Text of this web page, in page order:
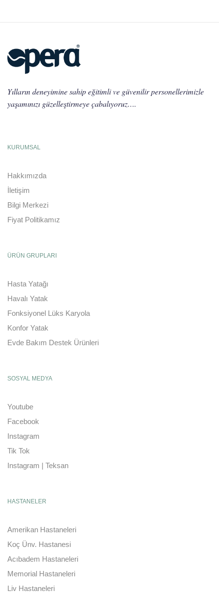
Yılların deneyimine sahip eğitimli ve güvenilir personellerimizle
yaşamınızı güzelleştirmeye çabalıyoruz….
KURUMSAL
Hakkımızda
İletişim
Bilgi Merkezi
Fiyat Politikamız
ÜRÜN GRUPLARI
Hasta Yatağı
Havalı Yatak
Fonksiyonel Lüks Karyola
Konfor Yatak
Evde Bakım Destek Ürünleri
SOSYAL MEDYA
Youtube
Facebook
Instagram
Tik Tok
Instagram | Teksan
HASTANELER
Amerikan Hastaneleri
Koç Ünv. Hastanesi
Acıbadem Hastaneleri
Memorial Hastaneleri
Liv Hastaneleri